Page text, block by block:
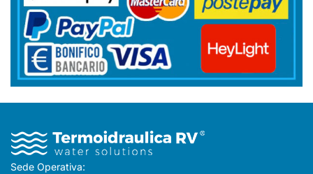
Sede Operativa: